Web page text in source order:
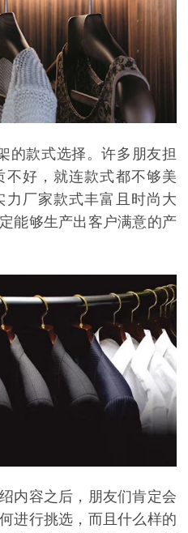
的款式选择。许多朋友担
好，就连款式都不够美
厂家款式丰富且时尚大
能够生产出客户满意的产
容之后，朋友们肯定会
进行挑选，而且什么样的